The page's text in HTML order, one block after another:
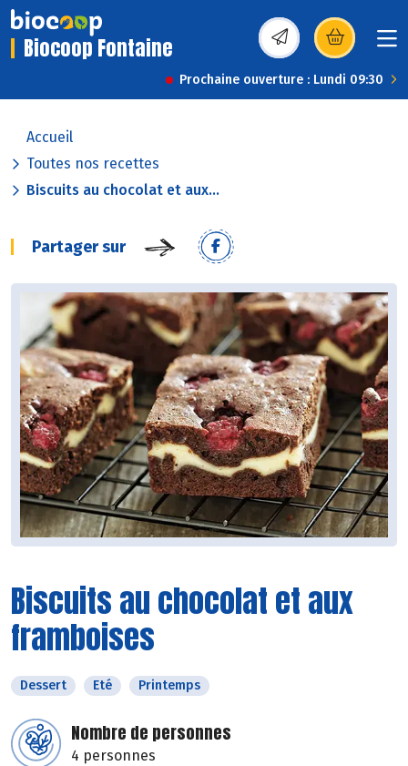
Biocoop Fontaine (s’ouvre dans une
Prochaine ouverture : Lundi 09:30
Accueil
Toutes nos recettes
Biscuits au chocolat et aux...
Partager sur
Biscuits au chocolat et aux
framboises
Dessert Eté Printemps
Nombre de personnes
4 personnes